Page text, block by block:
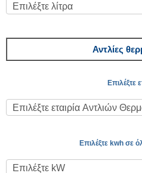
Αντλίες
Επιλέξτε
Επιλέξτε kwh σε